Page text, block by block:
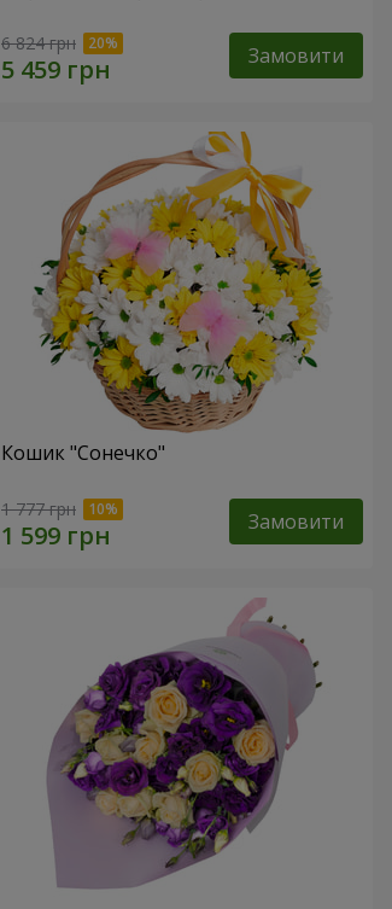
6 824 грн Замовити
Кошик "Сонечко"
1 777 грн Замовити